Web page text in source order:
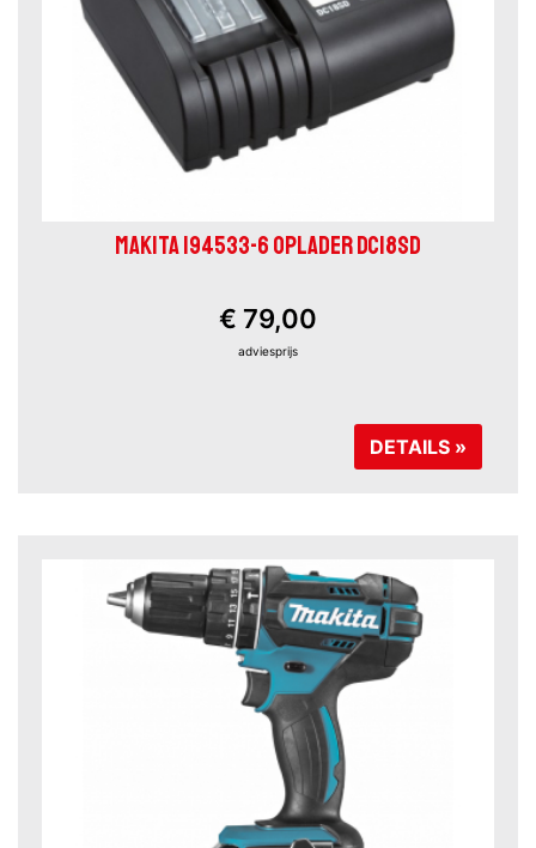
MAKITA 194533-6 OPLADER DC18SD
€ 79,00
adviesprijs
DETAILS »